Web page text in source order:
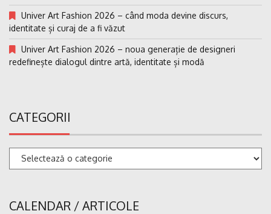
Univer Art Fashion 2026 – când moda devine discurs,
identitate și curaj de a fi văzut
Univer Art Fashion 2026 – noua generație de designeri
redefinește dialogul dintre artă, identitate și modă
CATEGORII
Categorii
CALENDAR / ARTICOLE